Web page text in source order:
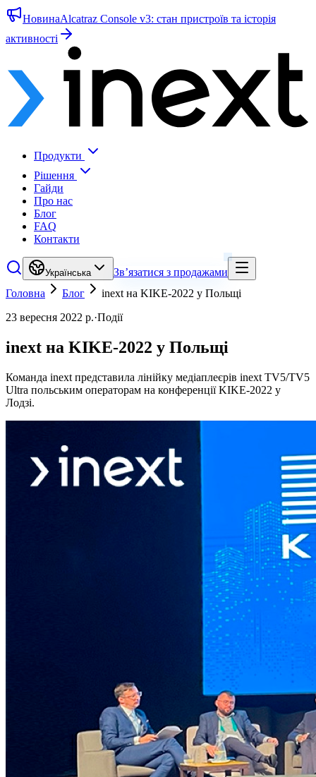
НовинаAlcatraz Console v3: стан пристроїв та історія
активності
Продукти
Рішення
Гайди
Про нас
Блог
FAQ
Контакти
Українська
Зв’язатися з продажами
Головна
Блог
inext на KIKE-2022 у Польщі
23 вересня 2022 р.·Події
inext на KIKE-2022 у Польщі
Команда inext представила лінійку медіаплеєрів inext TV5/TV5
Ultra польським операторам на конференції KIKE-2022 у
Лодзі.